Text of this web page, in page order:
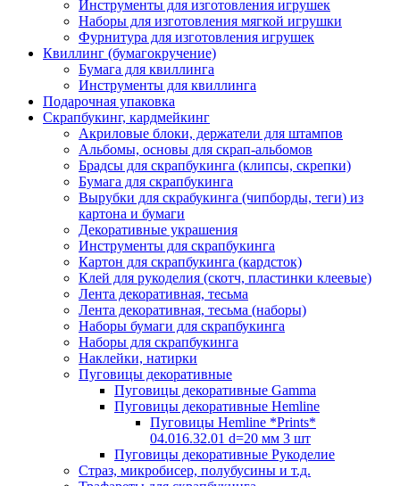
Инструменты для изготовления игрушек
Наборы для изготовления мягкой игрушки
Фурнитура для изготовления игрушек
Квиллинг (бумагокручение)
Бумага для квиллинга
Инструменты для квиллинга
Подарочная упаковка
Скрапбукинг, кардмейкинг
Акриловые блоки, держатели для штампов
Альбомы, основы для скрап-альбомов
Брадсы для скрапбукинга (клипсы, скрепки)
Бумага для скрапбукинга
Вырубки для скрабукинга (чипборды, теги) из
картона и бумаги
Декоративные украшения
Инструменты для скрапбукинга
Картон для скрапбукинга (кардсток)
Клей для рукоделия (скотч, пластинки клеевые)
Лента декоративная, тесьма
Лента декоративная, тесьма (наборы)
Наборы бумаги для скрапбукинга
Наборы для скрапбукинга
Наклейки, натирки
Пуговицы декоративные
Пуговицы декоративные Gamma
Пуговицы декоративные Hemline
Пуговицы Hemline *Prints*
04.016.32.01 d=20 мм 3 шт
Пуговицы декоративные Рукоделие
Страз, микробисер, полубусины и т.д.